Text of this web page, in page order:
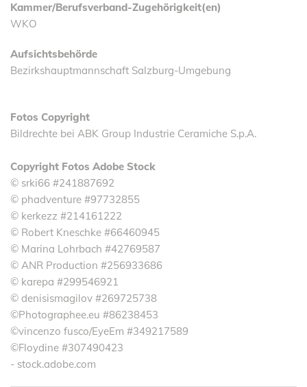
Kammer/Berufsverband-Zugehörigkeit(en)
WKO
Aufsichtsbehörde
Bezirkshauptmannschaft Salzburg-Umgebung
Fotos Copyright
Bildrechte bei ABK Group Industrie Ceramiche S.p.A.
Copyright Fotos Adobe Stock
© srki66 #241887692
© phadventure #97732855
© kerkezz #214161222
© Robert Kneschke #66460945
© Marina Lohrbach #42769587
© ANR Production #256933686
© karepa #299546921
© denisismagilov #269725738
©Photographee.eu #86238453
©vincenzo fusco/EyeEm #349217589
©Floydine #307490423
- stock.adobe.com